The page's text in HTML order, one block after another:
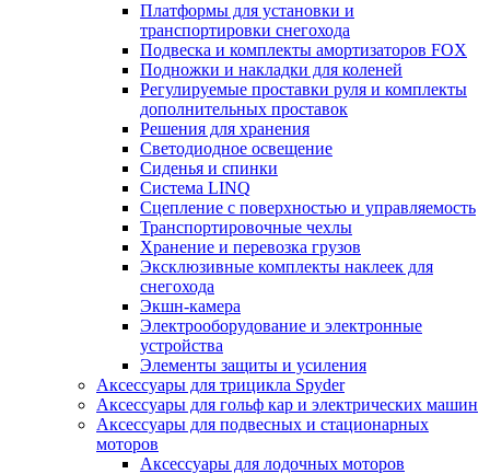
Платформы для установки и
транспортировки снегохода
Подвеска и комплекты амортизаторов FOX
Подножки и накладки для коленей
Регулируемые проставки руля и комплекты
дополнительных проставок
Решения для хранения
Светодиодное освещение
Сиденья и спинки
Система LINQ
Сцепление с поверхностью и управляемость
Транспортировочные чехлы
Хранение и перевозка грузов
Эксклюзивные комплекты наклеек для
снегохода
Экшн-камера
Электрооборудование и электронные
устройства
Элементы защиты и усиления
Аксессуары для трицикла Spyder
Аксессуары для гольф кар и электрических машин
Аксессуары для подвесных и стационарных
моторов
Аксессуары для лодочных моторов